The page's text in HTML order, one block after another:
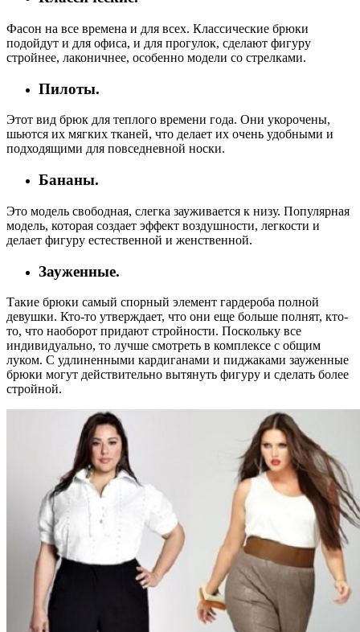
Фасон на все времена и для всех. Классические брюки
подойдут и для офиса, и для прогулок, сделают фигуру
стройнее, лаконичнее, особенно модели со стрелками.
Пилоты.
Этот вид брюк для теплого времени года. Они укорочены,
шьются их мягких тканей, что делает их очень удобными и
подходящими для повседневной носки.
Бананы.
Это модель свободная, слегка зауживается к низу. Популярная
модель, которая создает эффект воздушности, легкости и
делает фигуру естественной и женственной.
Зауженные.
Такие брюки самый спорный элемент гардероба полной
девушки. Кто-то утверждает, что они еще больше полнят, кто-
то, что наоборот придают стройности. Поскольку все
индивидуально, то лучше смотреть в комплексе с общим
луком. С удлиненными кардиганами и пиджаками зауженные
брюки могут действительно вытянуть фигуру и сделать более
стройной.